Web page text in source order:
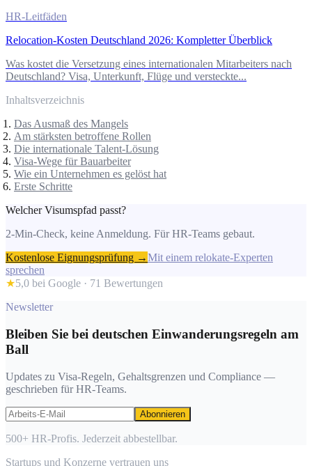
HR-Leitfäden
Relocation-Kosten Deutschland 2026: Kompletter Überblick
Was kostet die Versetzung eines internationalen Mitarbeiters nach
Deutschland? Visa, Unterkunft, Flüge und versteckte...
Inhaltsverzeichnis
Das Ausmaß des Mangels
Am stärksten betroffene Rollen
Die internationale Talent-Lösung
Visa-Wege für Bauarbeiter
Wie ein Unternehmen es gelöst hat
Erste Schritte
Welcher Visumspfad passt?
2-Min-Check, keine Anmeldung. Für HR-Teams gebaut.
Kostenlose Eignungsprüfung →Mit einem relokate-Experten
sprechen
★5,0 bei Google · 71 Bewertungen
Newsletter
Bleiben Sie bei deutschen Einwanderungsregeln am
Ball
Updates zu Visa-Regeln, Gehaltsgrenzen und Compliance —
geschrieben für HR-Teams.
Abonnieren
500+ HR-Profis. Jederzeit abbestellbar.
Startups und Konzerne vertrauen uns